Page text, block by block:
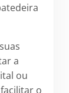
a
ou
o